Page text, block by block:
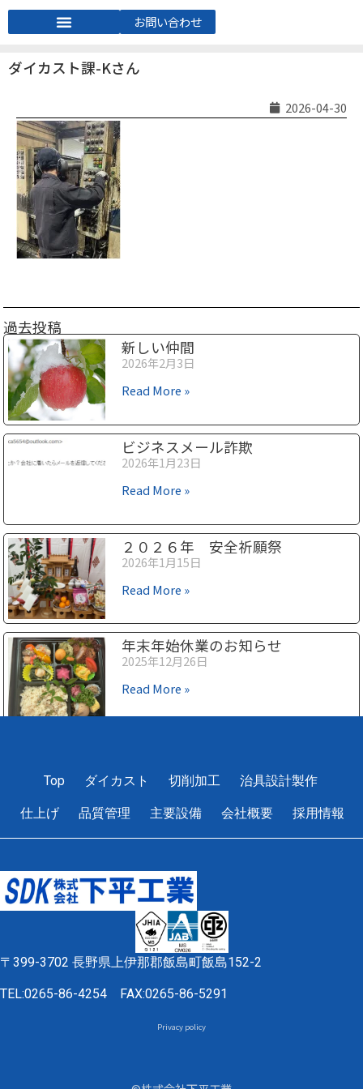
お問い合わせ
ダイカスト課-Kさん
2026-04-30
過去投稿
新しい仲間
2026年2月3日
Read More »
ビジネスメール詐欺
2026年1月23日
Read More »
２０２６年 安全祈願祭
2026年1月15日
Read More »
年末年始休業のお知らせ
2025年12月26日
Read More »
Top ダイカスト 切削加工 治具設計製作
仕上げ 品質管理 主要設備 会社概要 採用情報
〒399-3702 長野県上伊那郡飯島町飯島152-2
TEL:0265-86-4254 FAX:0265-86-5291
Privacy policy